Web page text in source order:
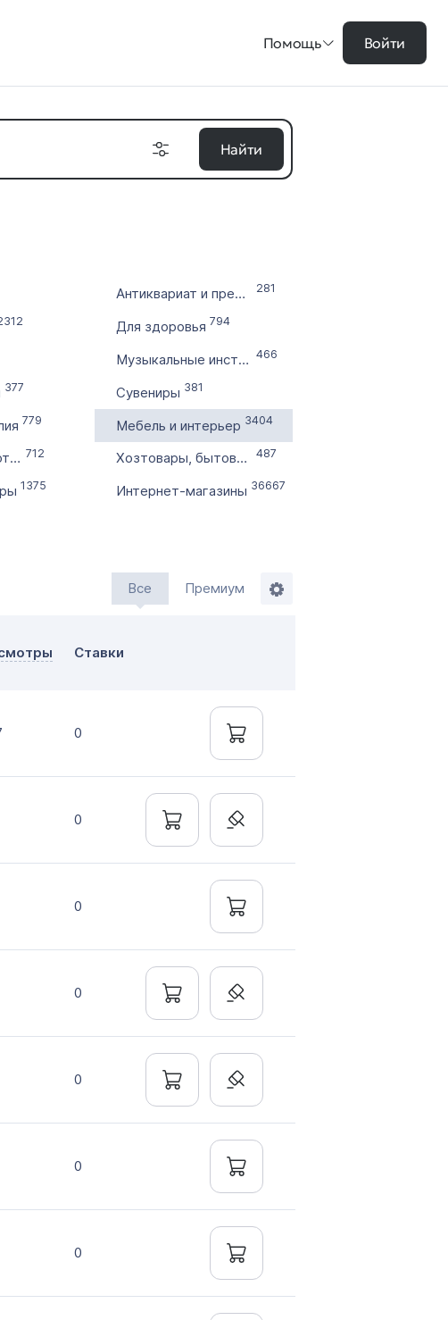
Помощь Войти
Найти
Без цены
символов
Антиквариат и предметы коллекционирования 281
Для здоровья 794
Музыкальные инструменты 466
377 Сувениры 381
779 Мебель и интерьер 3404
Аудио, видео и фототехника 712 Хозтовары, бытовая химия 487
1375 Интернет-магазины 36667
Все Премиум
Ставки
0
0
0
0
0
0
0